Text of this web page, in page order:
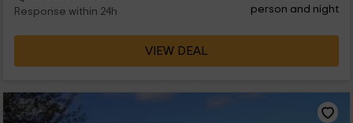
Response within 24h
person and night
VIEW DEAL